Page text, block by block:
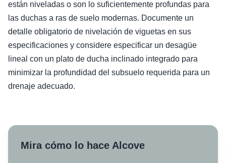
están niveladas o son lo suficientemente profundas para
las duchas a ras de suelo modernas. Documente un
detalle obligatorio de nivelación de viguetas en sus
especificaciones y considere especificar un desagüe
lineal con un plato de ducha inclinado integrado para
minimizar la profundidad del subsuelo requerida para un
drenaje adecuado.
Mira cómo lo hace Alcove